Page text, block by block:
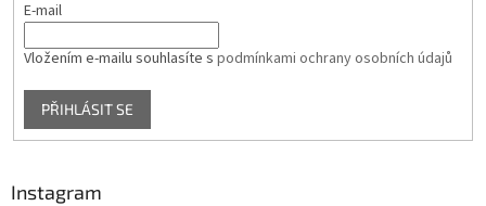
E-mail
Vložením e-mailu souhlasíte s podmínkami ochrany osobních údajů
PŘIHLÁSIT SE
Instagram